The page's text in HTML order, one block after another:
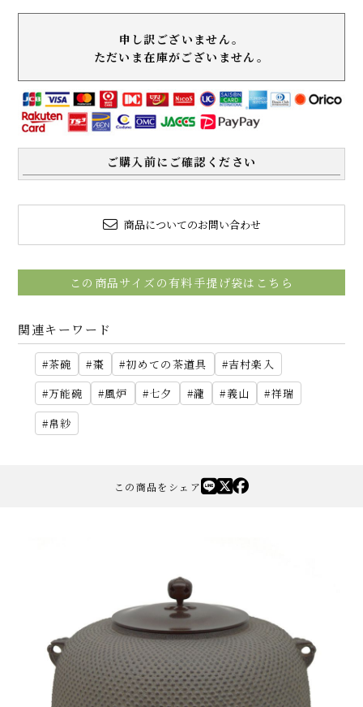
申し訳ございません。
ただいま在庫がございません。
ご購入前にご確認ください
商品についてのお問い合わせ
この商品サイズの有料手提げ袋はこちら
関連キーワード
茶碗 棗 初めての茶道具
吉村楽入
万能碗
風炉 七夕 瀧 義山
祥瑞
帛紗
この商品をシェア